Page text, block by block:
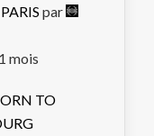
par
mois
TO